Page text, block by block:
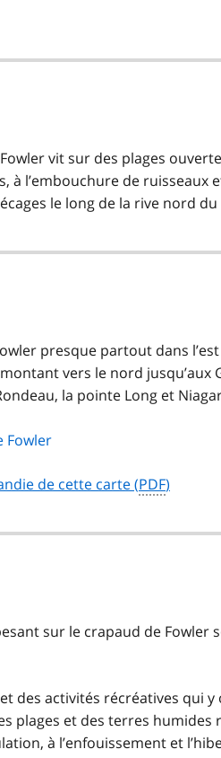
vit sur des plages
à l’embouchure de
le long de la rive nord du
presque partout dans
vers le nord jusqu’aux
la pointe Long et
de cette carte (PDF)
sur le crapaud de
des activités récréatives qui
plages et des terres humides
à l’enfouissement et